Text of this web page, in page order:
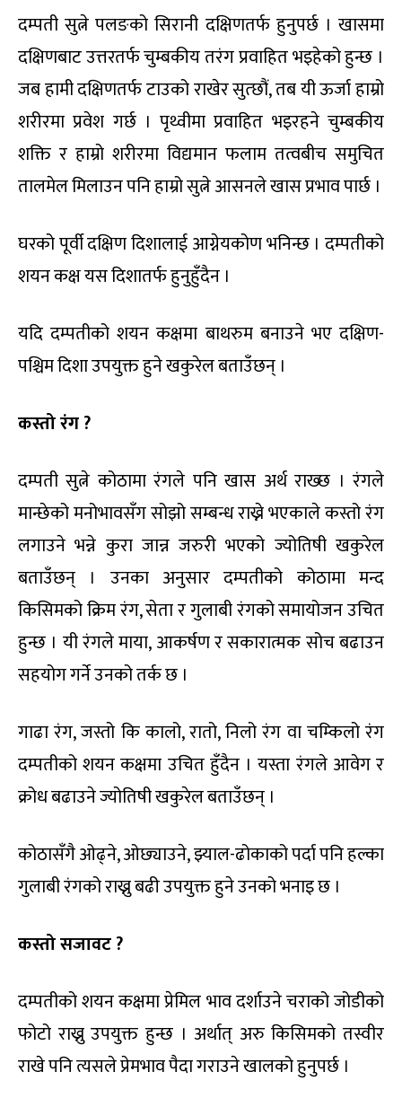
दम्पती सुत्ने पलङको सिरानी दक्षिणतर्फ हुनुपर्छ । खासमा
दक्षिणबाट उत्तरतर्फ चुम्बकीय तरंग प्रवाहित भइहेको हुन्छ ।
जब हामी दक्षिणतर्फ टाउको राखेर सुत्छौं, तब यी ऊर्जा हाम्रो
शरीरमा प्रवेश गर्छ । पृथ्वीमा प्रवाहित भइरहने चुम्बकीय
शक्ति र हाम्रो शरीरमा विद्यमान फलाम तत्वबीच समुचित
तालमेल मिलाउन पनि हाम्रो सुत्ने आसनले खास प्रभाव पार्छ ।
घरको पूर्वी दक्षिण दिशालाई आग्नेयकोण भनिन्छ । दम्पतीको
शयन कक्ष यस दिशातर्फ हुनुहुँदैन ।
यदि दम्पतीको शयन कक्षमा बाथरुम बनाउने भए दक्षिण-
पश्चिम दिशा उपयुक्त हुने खकुरेल बताउँछन् ।
कस्तो रंग ?
दम्पती सुत्ने कोठामा रंगले पनि खास अर्थ राख्छ । रंगले
मान्छेको मनोभावसँग सोझो सम्बन्ध राख्ने भएकाले कस्तो रंग
लगाउने भन्ने कुरा जान्न जरुरी भएको ज्योतिषी खकुरेल
बताउँछन् । उनका अनुसार दम्पतीको कोठामा मन्द
किसिमको क्रिम रंग, सेता र गुलाबी रंगको समायोजन उचित
हुन्छ । यी रंगले माया, आकर्षण र सकारात्मक सोच बढाउन
सहयोग गर्ने उनको तर्क छ ।
गाढा रंग, जस्तो कि कालो, रातो, निलो रंग वा चम्किलो रंग
दम्पतीको शयन कक्षमा उचित हुँदैन । यस्ता रंगले आवेग र
क्रोध बढाउने ज्योतिषी खकुरेल बताउँछन् ।
कोठासँगै ओढ्ने, ओछ्याउने, झ्याल-ढोकाको पर्दा पनि हल्का
गुलाबी रंगको राख्नु बढी उपयुक्त हुने उनको भनाइ छ ।
कस्तो सजावट ?
दम्पतीको शयन कक्षमा प्रेमिल भाव दर्शाउने चराको जोडीको
फोटो राख्नु उपयुक्त हुन्छ । अर्थात् अरु किसिमको तस्वीर
राखे पनि त्यसले प्रेमभाव पैदा गराउने खालको हुनुपर्छ ।